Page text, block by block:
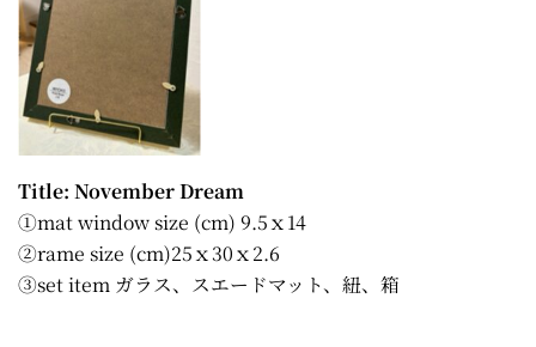
Title: November Dream
①mat window size (cm) 9.5ｘ14
②rame size (cm)25ｘ30ｘ2.6
③set item ガラス、スエードマット、紐、箱